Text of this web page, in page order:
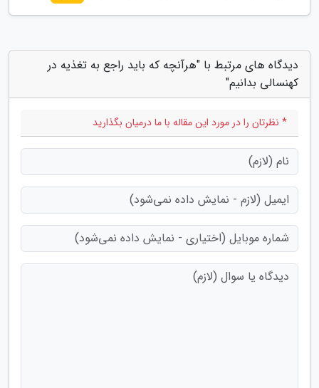
دیدگاه های مرتبط با "هرآنچه که باید راجع به تغذیه در
کهنسالی بدانیم"
* نظرتان را در مورد این مقاله با ما درمیان بگذارید